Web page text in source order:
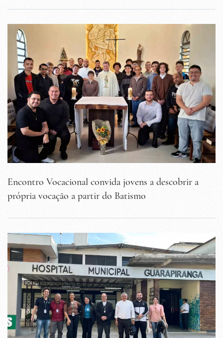
Encontro Vocacional convida jovens a descobrir a
própria vocação a partir do Batismo